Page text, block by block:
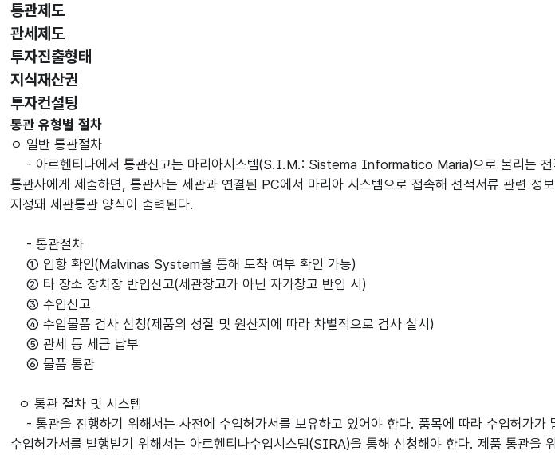
선택됨
통관제도
관세제도
투자진출형태
지식재산권
투자컨설팅
통관제도
통관 유형별 절차
ㅇ 일반 통관절차
- 아르헨티나에서 통관신고는 마리아시스템(S.I.M.: Sistema Informatico Maria)으로 불리는 전
통관사에게 제출하면, 통관사는 세관과 연결된 PC에서 마리아 시스템으로 접속해 선적서류 관련 정
지정돼 세관통관 양식이 출력된다.
- 통관절차
① 입항 확인(Malvinas System을 통해 도착 여부 확인 가능)
② 타 장소 장치장 반입신고(세관창고가 아닌 자가창고 반입 시)
③ 수입신고
④ 수입물품 검사 신청(제품의 성질 및 원산지에 따라 차별적으로 검사 실시)
⑤ 관세 등 세금 납부
⑥ 물품 통관
ㅇ 통관 절차 및 시스템
- 통관을 진행하기 위해서는 사전에 수입허가서를 보유하고 있어야 한다. 품목에 따라 수입허가
수입허가서를 발행받기 위해서는 아르헨티나수입시스템(SIRA)을 통해 신청해야 한다. 제품 통관